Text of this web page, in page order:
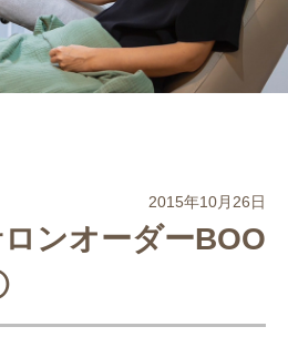
2015年10月26日
ンオーダーBOO